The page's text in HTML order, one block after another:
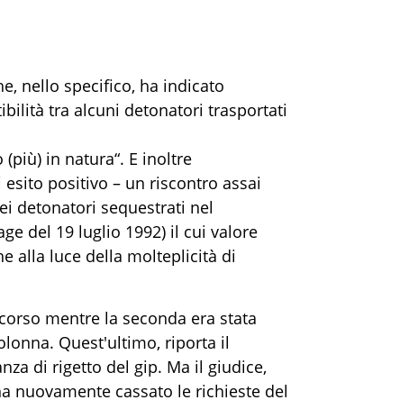
nello specifico, ha indicato
tra alcuni detonatori trasportati
in natura“. E inoltre
esito positivo – un riscontro assai
detonatori sequestrati nel
del 19 luglio 1992) il cui valore
alla luce della molteplicità di
mentre la seconda era stata
Quest'ultimo, riporta il
di rigetto del gip. Ma il giudice,
nuovamente cassato le richieste del